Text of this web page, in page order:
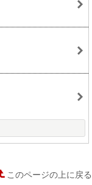
このページの上に戻る